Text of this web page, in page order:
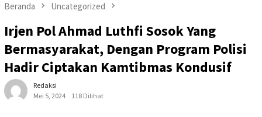
Beranda Uncategorized
Irjen Pol Ahmad Luthfi Sosok Yang
Bermasyarakat, Dengan Program Polisi
Hadir Ciptakan Kamtibmas Kondusif
Redaksi
Mei 5, 2024
118 Dilihat